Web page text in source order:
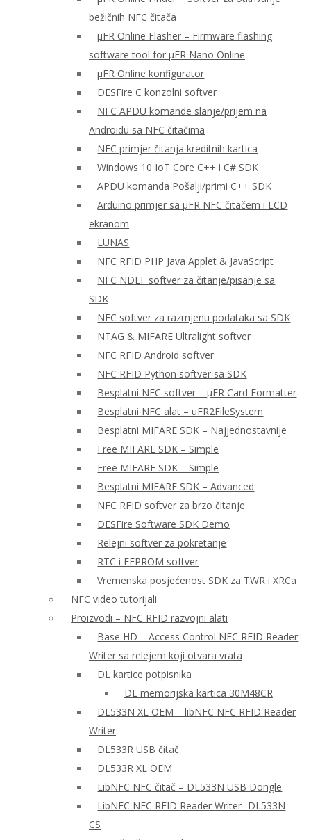
bežičnih NFC čitača
μFR Online Flasher – Firmware flashing
software tool for μFR Nano Online
μFR Online konfigurator
DESFire C konzolni softver
NFC APDU komande slanje/prijem na
Androidu sa NFC čitačima
NFC primjer čitanja kreditnih kartica
Windows 10 IoT Core C++ i C# SDK
APDU komanda Pošalji/primi C++ SDK
Arduino primjer sa μFR NFC čitačem i LCD
ekranom
LUNAS
NFC RFID PHP Java Applet & JavaScript
NFC NDEF softver za čitanje/pisanje sa
SDK
NFC softver za razmjenu podataka sa SDK
NTAG & MIFARE Ultralight softver
NFC RFID Android softver
NFC RFID Python softver sa SDK
Besplatni NFC softver – μFR Card Formatter
Besplatni NFC alat – uFR2FileSystem
Besplatni MIFARE SDK – Najjednostavnije
Free MIFARE SDK – Simple
Free MIFARE SDK – Simple
Besplatni MIFARE SDK – Advanced
NFC RFID softver za brzo čitanje
DESFire Software SDK Demo
Relejni softver za pokretanje
RTC i EEPROM softver
Vremenska posjećenost SDK za TWR i XRCa
NFC video tutorijali
Proizvodi – NFC RFID razvojni alati
Base HD – Access Control NFC RFID Reader
Writer sa relejem koji otvara vrata
DL kartice potpisnika
DL memorijska kartica 30M48CR
DL533N XL OEM – libNFC NFC RFID Reader
Writer
DL533R USB čitač
DL533R XL OEM
LibNFC NFC čitač – DL533N USB Dongle
LibNFC NFC RFID Reader Writer- DL533N
CS